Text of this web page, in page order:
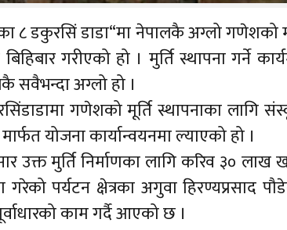
८ डकुरसिं डाडा“मा नेपालकै अग्लो गणेशको
गरीएको हो । मुर्ति स्थापना गर्ने
सवैभन्दा अग्लो हो ।
गणेशको मूर्ति स्थापनाका लागि
योजना कार्यान्वयनमा ल्याएको हो ।
उक्त मुर्ति निर्माणका लागि करिव ३०
गरेको पर्यटन क्षेत्रका अगुवा
काम गर्दै आएको छ ।